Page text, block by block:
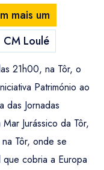
mais um
CM Loulé
21h00, na Tôr, o
Património ao
das Jornadas
Jurássico da Tôr,
Tôr, onde se
cobria a Europa